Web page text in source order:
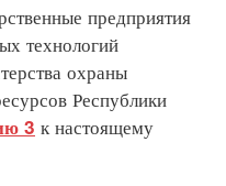
предприятия
технологий
охраны
Республики
3 к настоящему